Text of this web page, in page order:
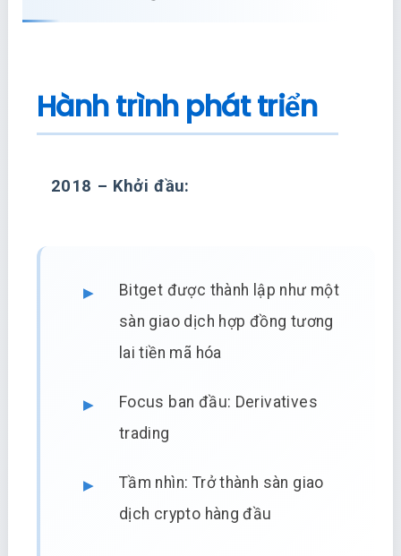
Hành trình phát triển
2018 – Khởi đầu:
Bitget được thành lập như một
sàn giao dịch hợp đồng tương
lai tiền mã hóa
Focus ban đầu: Derivatives
trading
Tầm nhìn: Trở thành sàn giao
dịch crypto hàng đầu